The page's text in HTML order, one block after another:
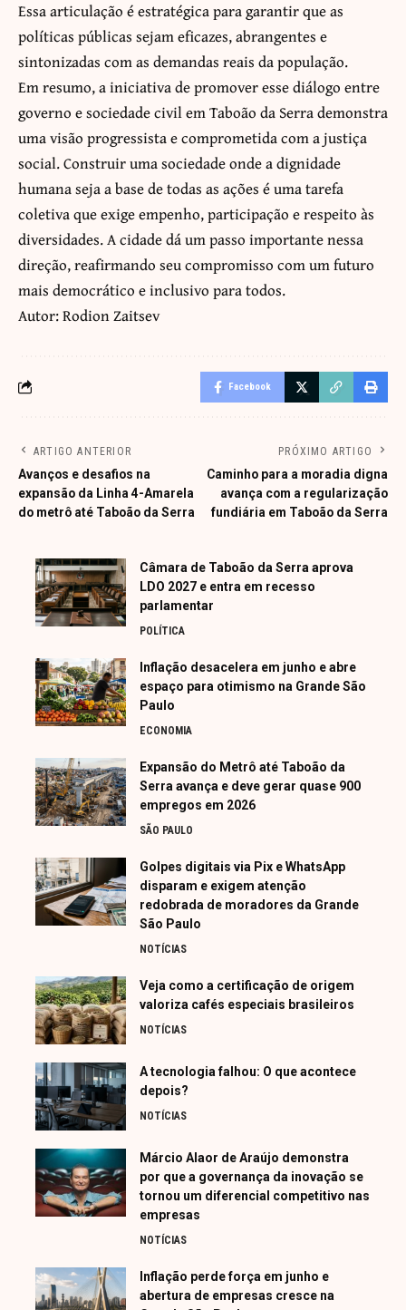
Essa articulação é estratégica para garantir que as
políticas públicas sejam eficazes, abrangentes e
sintonizadas com as demandas reais da população.
Em resumo, a iniciativa de promover esse diálogo entre
governo e sociedade civil em Taboão da Serra demonstra
uma visão progressista e comprometida com a justiça
social. Construir uma sociedade onde a dignidade
humana seja a base de todas as ações é uma tarefa
coletiva que exige empenho, participação e respeito às
diversidades. A cidade dá um passo importante nessa
direção, reafirmando seu compromisso com um futuro
mais democrático e inclusivo para todos.
Autor: Rodion Zaitsev
Facebook
ARTIGO ANTERIOR
Avanços e desafios na
expansão da Linha 4-Amarela
do metrô até Taboão da Serra
PRÓXIMO ARTIGO
Caminho para a moradia digna
avança com a regularização
fundiária em Taboão da Serra
Câmara de Taboão da Serra aprova
LDO 2027 e entra em recesso
parlamentar
POLÍTICA
Inflação desacelera em junho e abre
espaço para otimismo na Grande São
Paulo
ECONOMIA
Expansão do Metrô até Taboão da
Serra avança e deve gerar quase 900
empregos em 2026
SÃO PAULO
Golpes digitais via Pix e WhatsApp
disparam e exigem atenção
redobrada de moradores da Grande
São Paulo
NOTÍCIAS
Veja como a certificação de origem
valoriza cafés especiais brasileiros
NOTÍCIAS
A tecnologia falhou: O que acontece
depois?
NOTÍCIAS
Márcio Alaor de Araújo demonstra
por que a governança da inovação se
tornou um diferencial competitivo nas
empresas
NOTÍCIAS
Inflação perde força em junho e
abertura de empresas cresce na